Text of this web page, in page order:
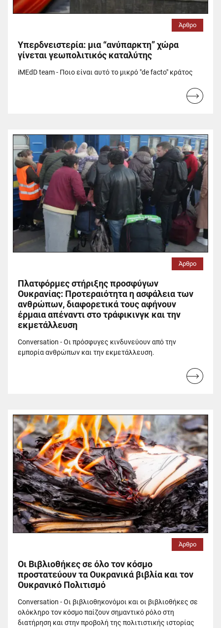
Άρθρο
Υπερδνειστερία: μια “ανύπαρκτη” χώρα
γίνεται γεωπολιτικός καταλύτης
iMEdD team - Ποιο είναι αυτό το μικρό "de facto" κράτος
Read
Άρθρο
Πλατφόρμες στήριξης προσφύγων
Ουκρανίας: Προτεραιότητα η ασφάλεια των
ανθρώπων, διαφορετικά τους αφήνουν
έρμαια απέναντι στο τράφικινγκ και την
εκμετάλλευση
Conversation - Οι πρόσφυγες κινδυνεύουν από την
εμπορία ανθρώπων και την εκμετάλλευση.
Read
Άρθρο
Οι Βιβλιοθήκες σε όλο τον κόσμο
προστατεύουν τα Ουκρανικά βιβλία και τον
Ουκρανικό Πολιτισμό
Conversation - Οι βιβλιοθηκονόμοι και οι βιβλιοθήκες σε
ολόκληρο τον κόσμο παίζουν σημαντικό ρόλο στη
διατήρηση και στην προβολή της πολιτιστικής ιστορίας